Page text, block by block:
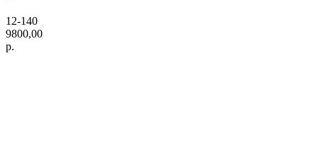
12-140
9800,00
р.